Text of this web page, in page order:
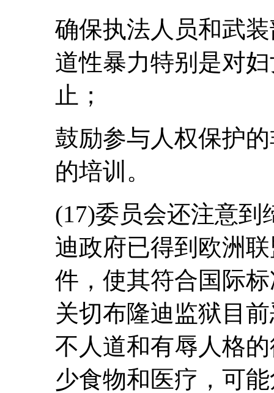
确保执法人员和武
道性暴力特别是对
止；
鼓励参与人权保护
的培训。
(17)委员会还注意到
迪政府已得到欧洲
件，使其符合国际
关切布隆迪监狱目
不人道和有辱人格
少食物和医疗，可